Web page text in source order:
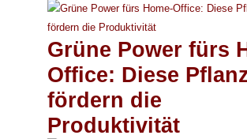
Grüne Power fürs
Office: Diese
fördern die
Produktivität